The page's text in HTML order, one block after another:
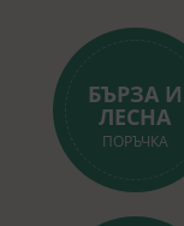
БЪРЗА И
ЛЕСНА
ПОРЪЧКА